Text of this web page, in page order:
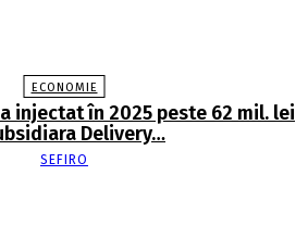
ECONOMIE
injectat în 2025 peste 62 mil. lei
Delivery…
SEFIRO